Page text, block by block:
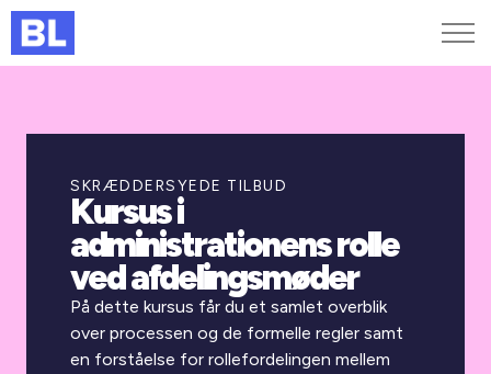
Kurser og arrangementer
Jobportalen
SKRÆDDERSYEDE TILBUD
Kursus i
administrationens rolle
ved afdelingsmøder
På dette kursus får du et samlet overblik
over processen og de formelle regler samt
en forståelse for rollefordelingen mellem